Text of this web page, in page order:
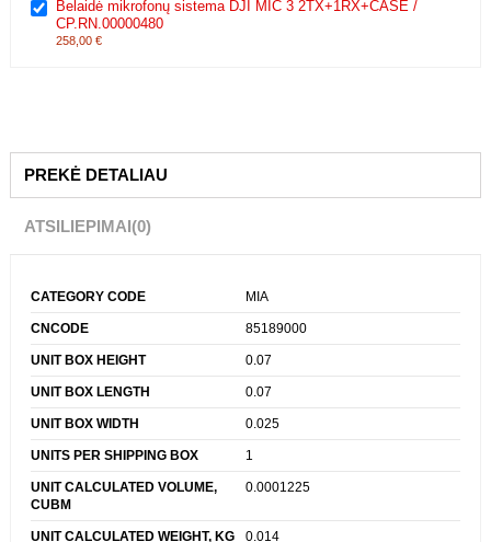
CAMERA ACC MIC MINI TRANSMITT/WHITE CP.RN.00000430 DJI
34,99 €
Belaidė mikrofonų sistema DJI MIC 3 2TX+1RX+CASE /
PREKĖ DETALIAU
CATEGORY CODE MIA
CNCODE 85189000
UNIT BOX HEIGHT 0.07
UNIT BOX LENGTH 0.07
UNIT BOX WIDTH 0.025
UNITS PER SHIPPING BOX
UNIT CALCULATED VOLUME,
0.0001225